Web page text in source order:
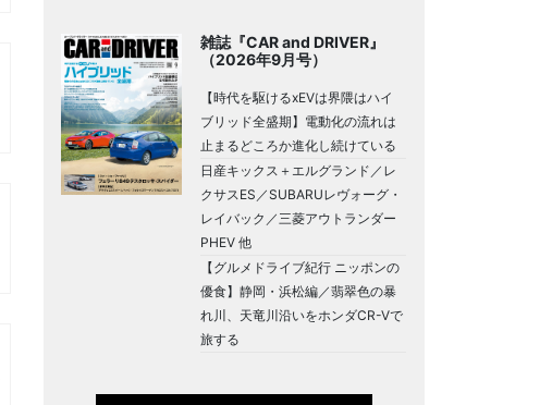
雑誌『CAR and DRIVER』
（2026年9月号）
【時代を駆けるxEVは界隈はハイ
ブリッド全盛期】電動化の流れは
止まるどころか進化し続けている
日産キックス＋エルグランド／レ
クサスES／SUBARUレヴォーグ・
レイバック／三菱アウトランダー
PHEV 他
【グルメドライブ紀行 ニッポンの
優食】静岡・浜松編／翡翠色の暴
れ川、天竜川沿いをホンダCR-Vで
旅する